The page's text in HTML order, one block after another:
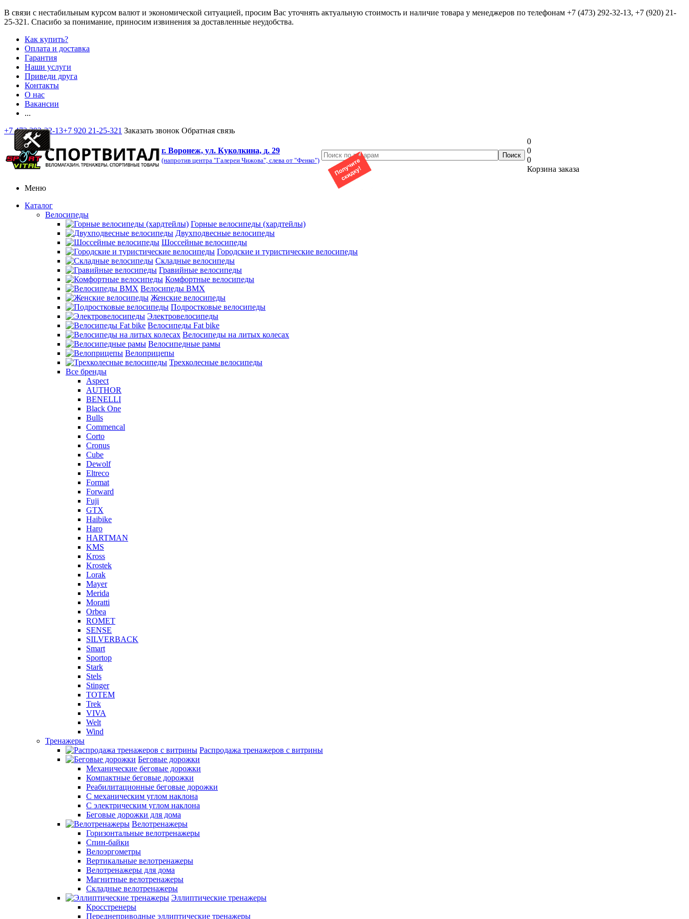
В связи с нестабильным курсом валют и экономической ситуацией, просим Вас уточнять актуальную стоимость и наличие товара у менеджеров по телефонам +7 (473) 292-32-13, +7 (920) 21-
25-321 . Спасибо за понимание, приносим извинения за доставленные неудобства.
Как купить?
Оплата и доставка
Гарантия
Наши услуги
Приведи друга
Контакты
О нас
Вакансии
...
+7 473 292-32-13+7 920 21-25-321 Заказать звонок Обратная связь
г. Воронеж, ул. Куколкина, д. 29
(напротив центра "Галереи Чижова", слева от "Фенко")
0
0
0
Корзина заказа
Меню
Каталог
Велосипеды
Горные велосипеды (хардтейлы)
Двухподвесные велосипеды
Шоссейные велосипеды
Городские и туристические велосипеды
Складные велосипеды
Гравийные велосипеды
Комфортные велосипеды
Велосипеды BMX
Женские велосипеды
Подростковые велосипеды
Электровелосипеды
Велосипеды Fat bike
Велосипеды на литых колесах
Велосипедные рамы
Велоприцепы
Трехколесные велосипеды
Все бренды
Aspect
AUTHOR
BENELLI
Black One
Bulls
Commencal
Corto
Cronus
Cube
Dewolf
Eltreco
Format
Forward
Fuji
GTX
Haibike
Haro
HARTMAN
KMS
Kross
Krostek
Lorak
Mayer
Merida
Moratti
Orbea
ROMET
SENSE
SILVERBACK
Smart
Sportop
Stark
Stels
Stinger
TOTEM
Trek
VIVA
Welt
Wind
Тренажеры
Распродажа тренажеров с витрины
Беговые дорожки
Механические беговые дорожки
Компактные беговые дорожки
Реабилитационные беговые дорожки
С механическим углом наклона
С электрическим углом наклона
Беговые дорожки для дома
Велотренажеры
Горизонтальные велотренажеры
Спин-байки
Велоэргометры
Вертикальные велотренажеры
Велотренажеры для дома
Магнитные велотренажеры
Складные велотренажеры
Эллиптические тренажеры
Кросстренеры
Переднеприводные эллиптические тренажеры